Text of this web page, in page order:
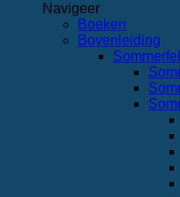
Navigeer
Boeken
Bovenleiding